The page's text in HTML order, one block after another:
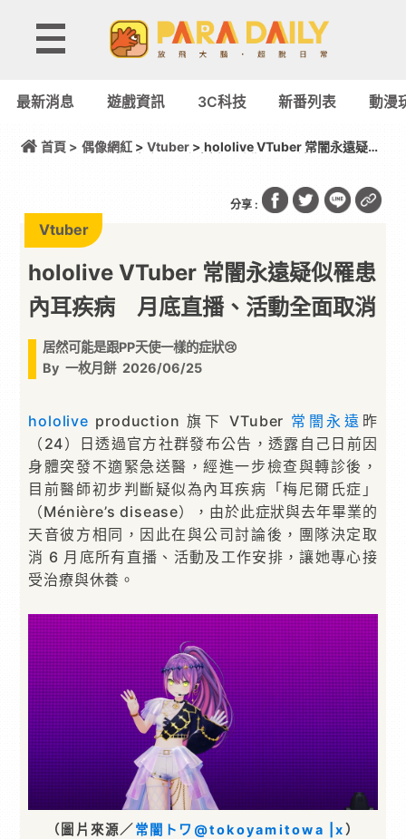
最新消息 遊戲資訊 3C科技 新番列表 動漫
首頁 > 偶像網紅> Vtuber> hololive VTuber 常闇永遠疑似
分享 :
Vtuber
hololive VTuber 常闇永遠疑似罹患
內耳疾病 月底直播、活動全面取消
居然可能是跟PP天使一樣的症狀😢
By 一枚月餅 2026/06/25
hololive production 旗下 VTuber 常闇永遠 昨
（24）日透過官方社群發布公告，透露自己日前因
身體突發不適緊急送醫，經進一步檢查與轉診後，
目前醫師初步判斷疑似為內耳疾病「梅尼爾氏症」
（Ménière’s disease），由於此症狀與去年畢業的
天音彼方相同，因此在與公司討論後，團隊決定取
消 6 月底所有直播、活動及工作安排，讓她專心接
受治療與休養。
（圖片來源／ 常闇トワ@tokoyamitowa |x ）